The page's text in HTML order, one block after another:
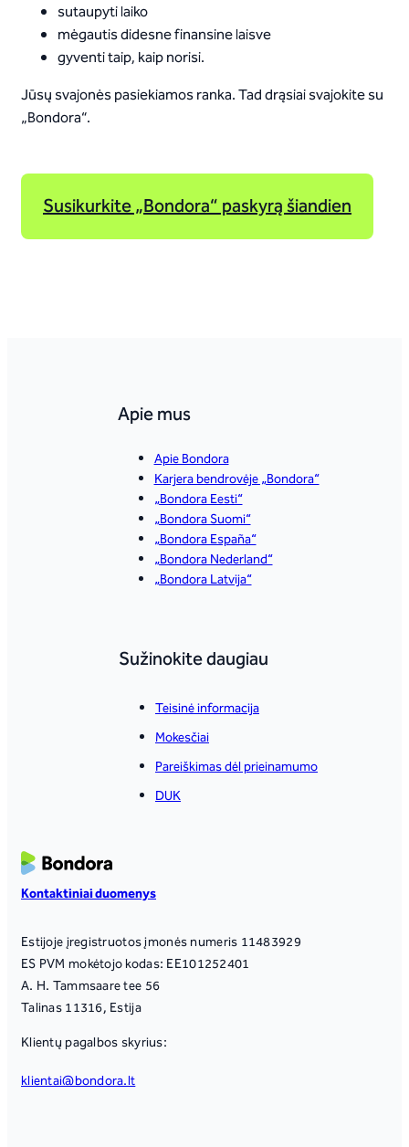
sutaupyti laiko
mėgautis didesne finansine laisve
gyventi taip, kaip norisi.
Jūsų svajonės pasiekiamos ranka. Tad drąsiai svajokite su
„Bondora“.
Susikurkite „Bondora“ paskyrą šiandien
Apie mus
Apie Bondora
Karjera bendrovėje „Bondora“
„Bondora Eesti“
„Bondora Suomi“
„Bondora España“
„Bondora Nederland“
„Bondora Latvija“
Sužinokite daugiau
Teisinė informacija
Mokesčiai
Pareiškimas dėl prieinamumo
DUK
Kontaktiniai duomenys
Estijoje įregistruotos įmonės numeris 11483929
ES PVM mokėtojo kodas: EE101252401
A. H. Tammsaare tee 56
Talinas 11316, Estija
Klientų pagalbos skyrius:
klientai@bondora.lt